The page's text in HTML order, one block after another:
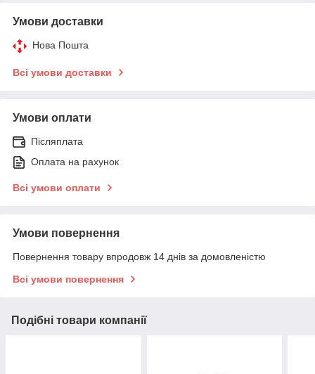
Умови доставки
Нова Пошта
Всі умови доставки
Умови оплати
Післяплата
Оплата на рахунок
Всі умови оплати
Умови повернення
Повернення товару впродовж 14 днів за домовленістю
Всі умови повернення
Подібні товари компанії